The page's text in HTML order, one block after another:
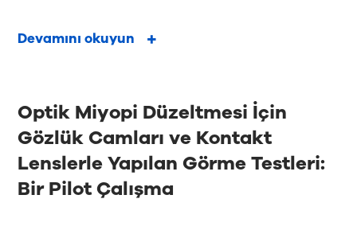
Devamını okuyun
Optik Miyopi Düzeltmesi İçin
Gözlük Camları ve Kontakt
Lenslerle Yapılan Görme Testleri:
Bir Pilot Çalışma